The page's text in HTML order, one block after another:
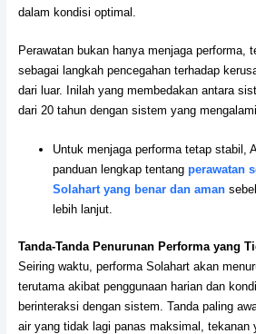
dalam kondisi optimal.
Perawatan bukan hanya menjaga performa,
sebagai langkah pencegahan terhadap
dari luar. Inilah yang membedakan antara
dari 20 tahun dengan sistem yang
Untuk menjaga performa tetap stabil,
panduan lengkap tentang perawatan
Solahart yang benar dan aman
lebih lanjut.
Tanda-Tanda Penurunan Performa yang
Seiring waktu, performa Solahart akan
terutama akibat penggunaan harian dan
berinteraksi dengan sistem. Tanda paling
air yang tidak lagi panas maksimal, tekanan